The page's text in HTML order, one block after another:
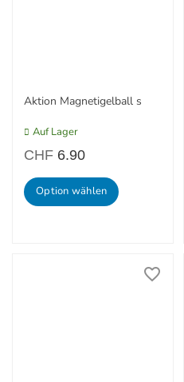
Aktion Magnetigelball s
Auf Lager
CHF 6.90
Option wählen